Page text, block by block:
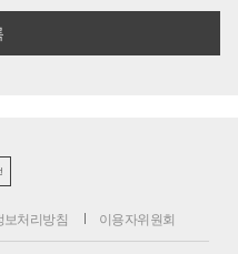
보처리방침 이용자위원회